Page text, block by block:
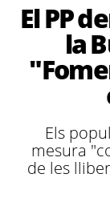
El PP
la
Els
mesura
de les